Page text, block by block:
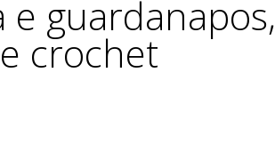
guardanapos,
crochet